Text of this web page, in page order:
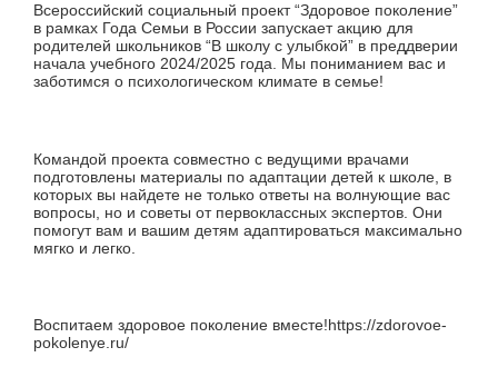
Всероссийский социальный проект “Здоровое поколение”
в рамках Года Семьи в России запускает акцию для
родителей школьников “В школу с улыбкой” в преддверии
начала учебного 2024/2025 года. Мы пониманием вас и
заботимся о психологическом климате в семье!
Командой проекта совместно с ведущими врачами
подготовлены материалы по адаптации детей к школе, в
которых вы найдете не только ответы на волнующие вас
вопросы, но и советы от первоклассных экспертов. Они
помогут вам и вашим детям адаптироваться максимально
мягко и легко.
Воспитаем здоровое поколение вместе!https://zdorovoe-
pokolenye.ru/